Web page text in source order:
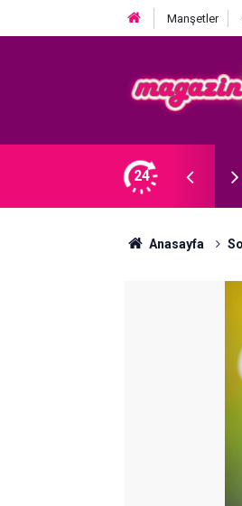
Manşetler
24
TAZMİNATI FAİZİYLE BİRLİKTE
Anasayfa